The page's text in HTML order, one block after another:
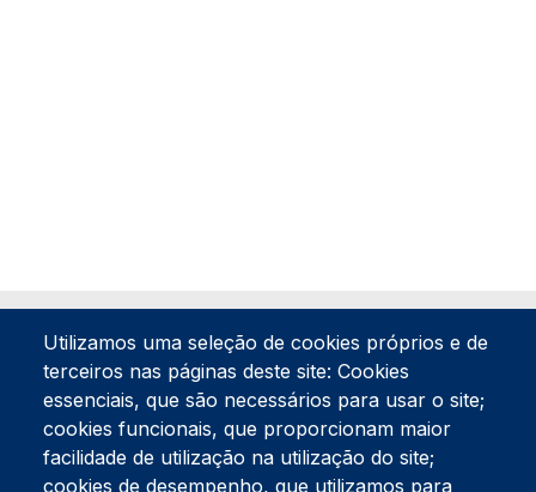
Tel:234 390 100Fax:234 390 100
Utilizamos uma seleção de cookies próprios e de
terceiros nas páginas deste site: Cookies
essenciais, que são necessários para usar o site;
cookies funcionais, que proporcionam maior
facilidade de utilização na utilização do site;
cookies de desempenho, que utilizamos para